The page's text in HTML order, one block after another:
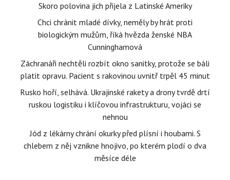
Skoro polovina jich přijela z Latinské Ameriky
Chci chránit mladé dívky, neměly by hrát proti
biologickým mužům, říká hvězda ženské NBA
Cunninghamová
Záchranáři nechtěli rozbít okno sanitky, protože se báli
platit opravu. Pacient s rakovinou uvnitř trpěl 45 minut
Rusko hoří, selhává. Ukrajinské rakety a drony tvrdě drtí
ruskou logistiku i klíčovou infrastrukturu, vojáci se
nehnou
Jód z lékárny chrání okurky před plísní i houbami. S
chlebem z něj vznikne hnojivo, po kterém plodí o dva
měsíce déle